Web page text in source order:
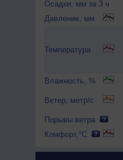
Осадки, мм за 3 ч
Давление, мм
Температура
Влажность, %
Ветер, метр/с
Порывы ветра
Комфорт,°C